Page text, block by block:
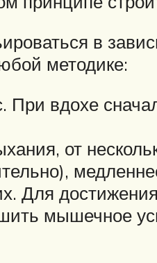
в
методике:
При вдохе
от
Для
мышечное